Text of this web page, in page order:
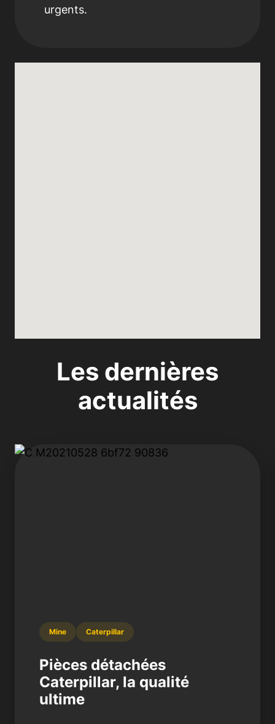
urgents.
Les dernières
actualités
Mine Caterpillar
Pièces détachées
Caterpillar, la qualité
ultime